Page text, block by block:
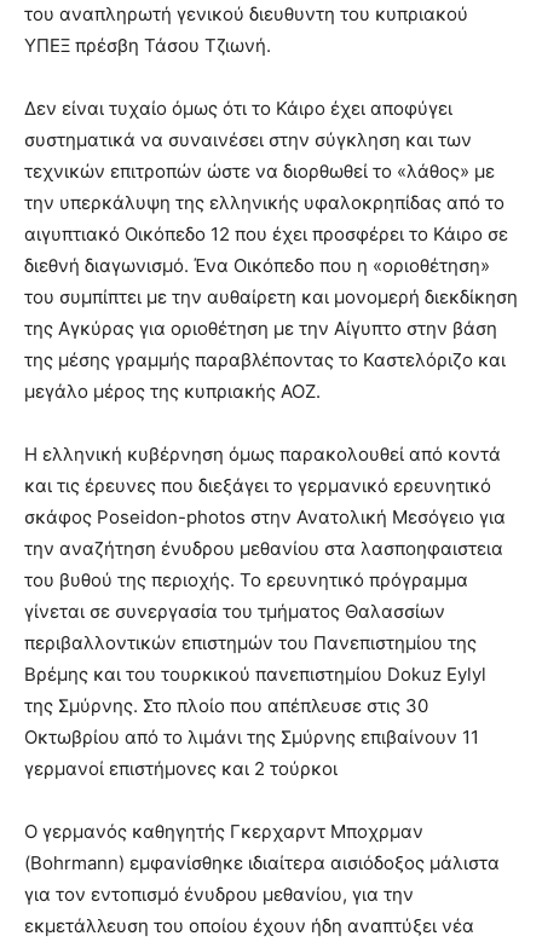
του αναπληρωτή γενικού διευθυντη του κυπριακού
ΥΠΕΞ πρέσβη Τάσου Τζιωνή.
Δεν είναι τυχαίο όμως ότι το Κάιρο έχει αποφύγει
συστηματικά να συναινέσει στην σύγκληση και των
τεχνικών επιτροπών ώστε να διορθωθεί το «λάθος» με
την υπερκάλυψη της ελληνικής υφαλοκρηπίδας από το
αιγυπτιακό Οικόπεδο 12 που έχει προσφέρει το Κάιρο σε
διεθνή διαγωνισμό. Ένα Οικόπεδο που η «οριοθέτηση»
του συμπίπτει με την αυθαίρετη και μονομερή διεκδίκηση
της Αγκύρας για οριοθέτηση με την Αίγυπτο στην βάση
της μέσης γραμμής παραβλέποντας το Καστελόριζο και
μεγάλο μέρος της κυπριακής ΑΟΖ.
Η ελληνική κυβέρνηση όμως παρακολουθεί από κοντά
και τις έρευνες που διεξάγει το γερμανικό ερευνητικό
σκάφος Poseidon-photos στην Ανατολική Μεσόγειο για
την αναζήτηση ένυδρου μεθανίου στα λασποηφαιστεια
του βυθού της περιοχής. Το ερευνητικό πρόγραμμα
γίνεται σε συνεργασία του τμήματος Θαλασσίων
περιβαλλοντικών επιστημών του Πανεπιστημίου της
Βρέμης και του τουρκικού πανεπιστημίου Dokuz Eylyl
της Σμύρνης. Στο πλοίο που απέπλευσε στις 30
Οκτωβρίου από το λιμάνι της Σμύρνης επιβαίνουν 11
γερμανοί επιστήμονες και 2 τούρκοι
Ο γερμανός καθηγητής Γκερχαρντ Μποχρμαν
(Bohrmann) εμφανίσθηκε ιδιαίτερα αισιόδοξος μάλιστα
για τον εντοπισμό ένυδρου μεθανίου, για την
εκμετάλλευση του οποίου έχουν ήδη αναπτύξει νέα